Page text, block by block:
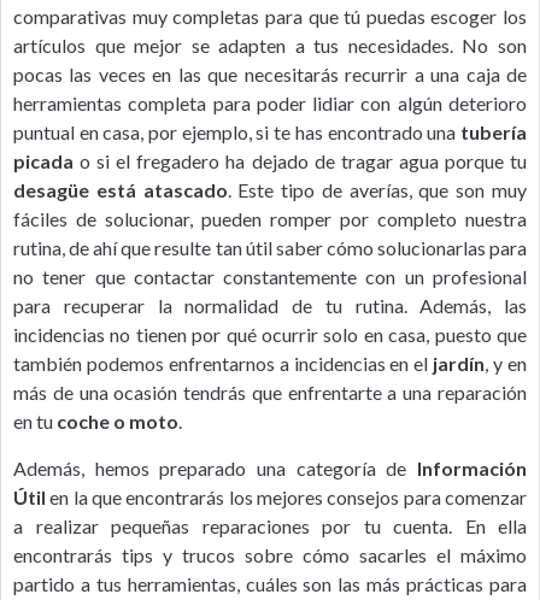
comparativas muy completas para que tú puedas escoger los
artículos que mejor se adapten a tus necesidades. No son
pocas las veces en las que necesitarás recurrir a una caja de
herramientas completa para poder lidiar con algún deterioro
puntual en casa, por ejemplo, si te has encontrado una tubería
picada o si el fregadero ha dejado de tragar agua porque tu
desagüe está atascado. Este tipo de averías, que son muy
fáciles de solucionar, pueden romper por completo nuestra
rutina, de ahí que resulte tan útil saber cómo solucionarlas para
no tener que contactar constantemente con un profesional
para recuperar la normalidad de tu rutina. Además, las
incidencias no tienen por qué ocurrir solo en casa, puesto que
también podemos enfrentarnos a incidencias en el jardín, y en
más de una ocasión tendrás que enfrentarte a una reparación
en tu coche o moto.
Además, hemos preparado una categoría de Información
Útil en la que encontrarás los mejores consejos para comenzar
a realizar pequeñas reparaciones por tu cuenta. En ella
encontrarás tips y trucos sobre cómo sacarles el máximo
partido a tus herramientas, cuáles son las más prácticas para